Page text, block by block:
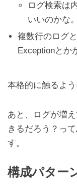
ログ検索は
いいのかな
複数行のログ
Exceptionとか
本格的に触るよ
あと、ログが増
きるだろう？っ
す。
構成パター